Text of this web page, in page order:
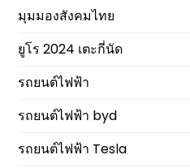
มุมมองสังคมไทย
ยูโร 2024 เตะกี่นัด
รถยนต์ไฟฟ้า
รถยนต์ไฟฟ้า byd
รถยนต์ไฟฟ้า Tesla